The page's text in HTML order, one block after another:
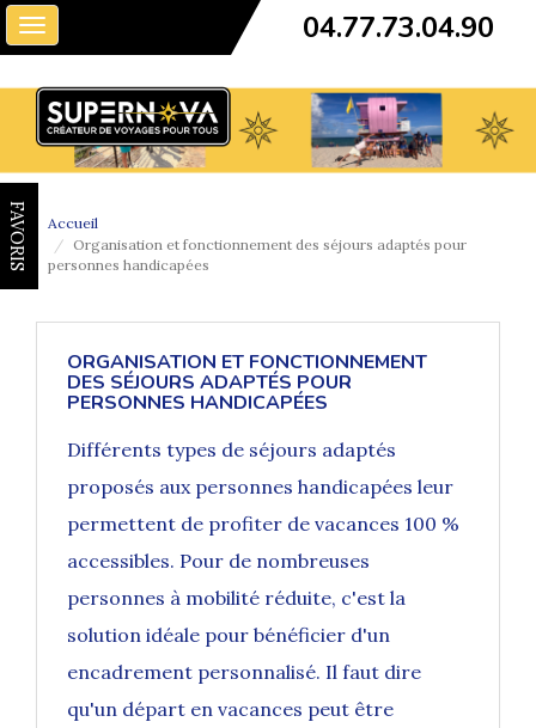
Toggle
navigation
04.77.73.04.90
FAVORIS
Accueil
Organisation et fonctionnement des séjours adaptés pour
personnes handicapées
ORGANISATION ET FONCTIONNEMENT
DES SÉJOURS ADAPTÉS POUR
PERSONNES HANDICAPÉES
Différents types de séjours adaptés
proposés aux personnes handicapées leur
permettent de profiter de vacances 100 %
accessibles. Pour de nombreuses
personnes à mobilité réduite, c'est la
solution idéale pour bénéficier d'un
encadrement personnalisé. Il faut dire
qu'un départ en vacances peut être